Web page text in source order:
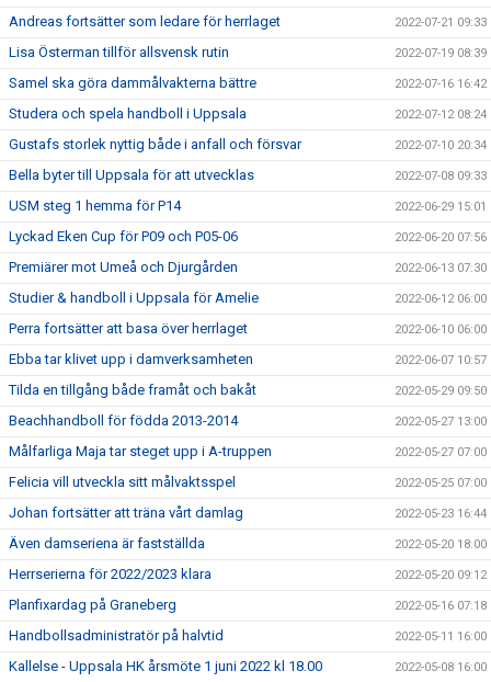
Andreas fortsätter som ledare för herrlaget 2022-07-21 09:33
Lisa Österman tillför allsvensk rutin 2022-07-19 08:39
Samel ska göra dammålvakterna bättre 2022-07-16 16:42
Studera och spela handboll i Uppsala 2022-07-12 08:24
Gustafs storlek nyttig både i anfall och försvar 2022-07-10 20:34
Bella byter till Uppsala för att utvecklas 2022-07-08 09:33
USM steg 1 hemma för P14 2022-06-29 15:01
Lyckad Eken Cup för P09 och P05-06 2022-06-20 07:56
Premiärer mot Umeå och Djurgården 2022-06-13 07:30
Studier & handboll i Uppsala för Amelie 2022-06-12 06:00
Perra fortsätter att basa över herrlaget 2022-06-10 06:00
Ebba tar klivet upp i damverksamheten 2022-06-07 10:57
Tilda en tillgång både framåt och bakåt 2022-05-29 09:50
Beachhandboll för födda 2013-2014 2022-05-27 13:00
Målfarliga Maja tar steget upp i A-truppen 2022-05-27 07:00
Felicia vill utveckla sitt målvaktsspel 2022-05-25 07:00
Johan fortsätter att träna vårt damlag 2022-05-23 16:44
Även damseriena är fastställda 2022-05-20 18:00
Herrserierna för 2022/2023 klara 2022-05-20 09:12
Planfixardag på Graneberg 2022-05-16 07:18
Handbollsadministratör på halvtid 2022-05-11 16:00
Kallelse - Uppsala HK årsmöte 1 juni 2022 kl 18.00 2022-05-08 16:00